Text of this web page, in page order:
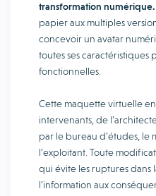
transformation numérique.
papier aux multiples
concevoir un avatar
toutes ses caractéristiques
fonctionnelles.
Cette maquette virtuelle
intervenants, de
par le bureau d’études, le
l’exploitant. Toute
qui évite les ruptures dans
l’information aux